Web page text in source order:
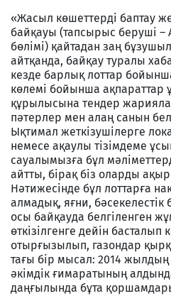
«Жасыл көшеттерді баптау
байқауы (тапсырыс беруші
бөлімі) қайтадан заң
айтқанда, байқау туралы
кезде барлық лоттар
көлемі бойынша ақпараттар
құрылысына тендер
пәтерлер мен алаң санын
Ықтимал жеткізушілерге
немесе ақаулы тізімдеме
сауалымызға бұл
айтты, бірақ біз оларды
Нәтижесінде бұл лоттарға
алмадық, яғни,
осы байқауда белгіленген
өткізілгенге дейін басталып
отырғызылып, газондар
тағы бір мысал: 2014
әкімдік ғимаратының
даңғылында бұта